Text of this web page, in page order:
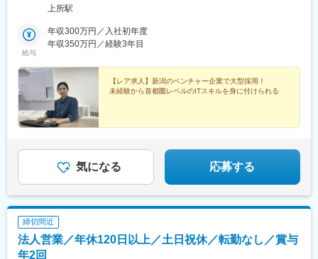
す。広々とした綺麗なオフィスで働くことができますよ♪※臨機応
上所駅
給与
年収300万円／入社初年度
年収350万円／経験3年目
【レア求人】新潟のベンチャー企業で大型採用！
未経験から首都圏レベルのITスキルを身に付けられる
気になる 応募する
締切間近
法人営業／年休120日以上／土日祝休／転勤なし／賞与
年2回